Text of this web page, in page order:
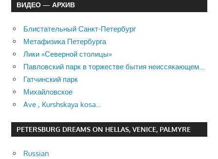
ВИДЕО — АРХИВ
Блистательный Санкт-Петербург
Метафизика Петербурга
Лики «Северной столицы»
Павловский парк в торжестве бытия неиссякающем…
Гатчинский парк
Михайловское
Ave , Kurshskaya kosa…
PETERSBURG DREAMS ON HELLAS, VENICE, PALMYRE
Russian